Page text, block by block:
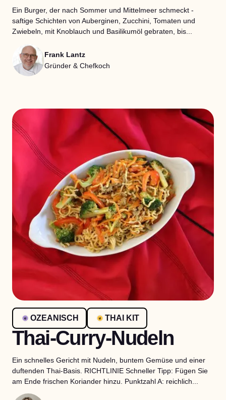
Ein Burger, der nach Sommer und Mittelmeer schmeckt -
saftige Schichten von Auberginen, Zucchini, Tomaten und
Zwiebeln, mit Knoblauch und Basilikumöl gebraten, bis...
Frank Lantz
Gründer & Chefkoch
OZEANISCH THAI KIT
Thai-Curry-Nudeln
Ein schnelles Gericht mit Nudeln, buntem Gemüse und einer
duftenden Thai-Basis. RICHTLINIE Schneller Tipp: Fügen Sie
am Ende frischen Koriander hinzu. Punktzahl A: reichlich...